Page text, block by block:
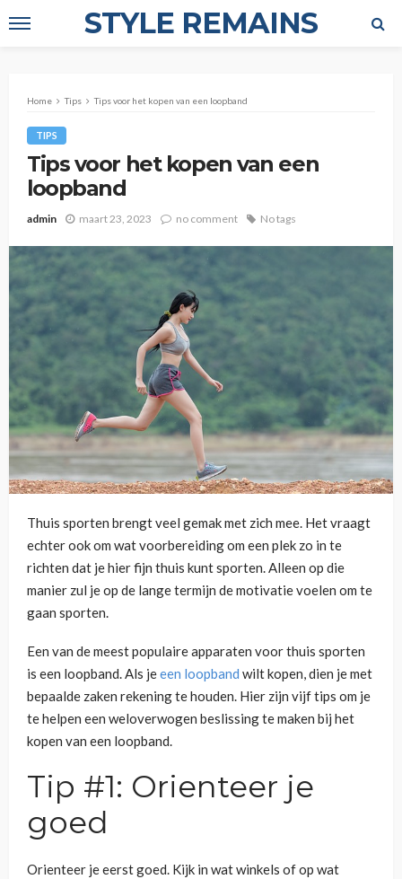
STYLE REMAINS
Home Tips Tips voor het kopen van een loopband
TIPS
Tips voor het kopen van een
loopband
admin maart 23, 2023 no comment No tags
Thuis sporten brengt veel gemak met zich mee. Het vraagt
echter ook om wat voorbereiding om een plek zo in te
richten dat je hier fijn thuis kunt sporten. Alleen op die
manier zul je op de lange termijn de motivatie voelen om te
gaan sporten.
Een van de meest populaire apparaten voor thuis sporten
is een loopband. Als jeeen loopband wilt kopen, dien je met
bepaalde zaken rekening te houden. Hier zijn vijf tips om je
te helpen een weloverwogen beslissing te maken bij het
kopen van een loopband.
Tip #1: Orienteer je
goed
Orienteer je eerst goed. Kijk in wat winkels of op wat